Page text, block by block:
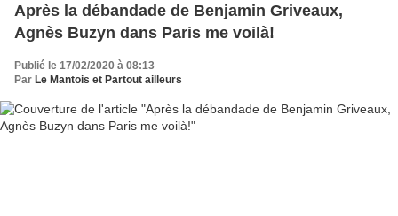
Après la débandade de Benjamin Griveaux,
Agnès Buzyn dans Paris me voilà!
Publié le 17/02/2020 à 08:13
Par Le Mantois et Partout ailleurs